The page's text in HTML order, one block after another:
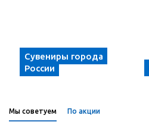
Сувениры города
России
Мы советуем По акции